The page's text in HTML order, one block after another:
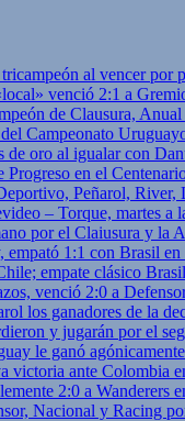
al vencer por
venció 2:1 a
de Clausura,
Campeonato
de oro al igualar con
en el
Peñarol, River,
– Torque, martes a
por el Claiusura y la
1:1 con Brasil en
empate clásico
venció 2:0 a
los ganadores de la
y jugarán por el
le ganó
victoria ante Colombia
2:0 a Wanderers
Nacional y Racing